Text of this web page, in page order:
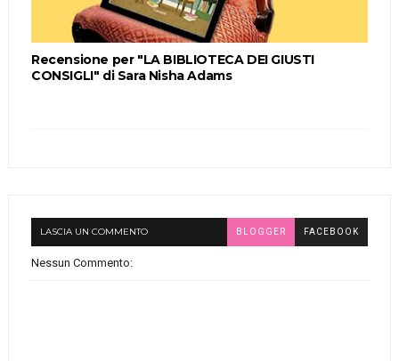
Recensione per "LA BIBLIOTECA DEI GIUSTI
CONSIGLI" di Sara Nisha Adams
LASCIA UN COMMENTO BLOGGER FACEBOOK
Nessun Commento: